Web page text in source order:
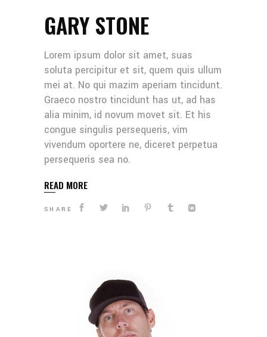
GARY STONE
Lorem ipsum dolor sit amet, suas
soluta percipitur et sit, quem quis ullum
mei at. No qui mazim aperiam tincidunt.
Graeco nostro tincidunt has ut, ad has
alia minim, id novum movet sit. Et his
congue singulis persequeris, vim
vivendum oportere ne, diceret perpetua
persequeris sea no.
READ MORE
SHARE